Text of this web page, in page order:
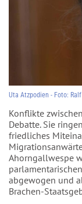
Uta Atzpodien - Foto:
Konflikte
Debatte. Sie
friedliches
Ahorngallwespe
abgewogen und
Brachen-